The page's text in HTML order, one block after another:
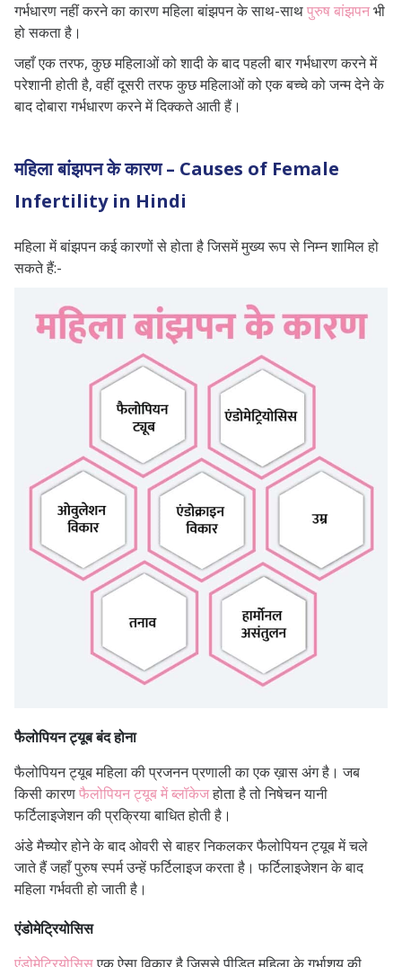
गर्भधारण नहीं करने का कारण महिला बांझपन के साथ-साथपुरुष बांझपनभी
हो सकता है।
जहाँ एक तरफ, कुछ महिलाओं को शादी के बाद पहली बार गर्भधारण करने में
परेशानी होती है, वहीं दूसरी तरफ कुछ महिलाओं को एक बच्चे को जन्म देने के
बाद दोबारा गर्भधारण करने में दिक्कते आती हैं।
महिला बांझपन के कारण – Causes of Female
Infertility in Hindi
महिला में बांझपन कई कारणों से होता है जिसमें मुख्य रूप से निम्न शामिल हो
सकते हैं:-
फैलोपियन ट्यूब बंद होना
फैलोपियन ट्यूब महिला की प्रजनन प्रणाली का एक ख़ास अंग है। जब
किसी कारणफैलोपियन ट्यूब में ब्लॉकेजहोता है तो निषेचन यानी
फर्टिलाइजेशन की प्रक्रिया बाधित होती है।
अंडे मैच्योर होने के बाद ओवरी से बाहर निकलकर फैलोपियन ट्यूब में चले
जाते हैं जहाँ पुरुष स्पर्म उन्हें फर्टिलाइज करता है। फर्टिलाइजेशन के बाद
महिला गर्भवती हो जाती है।
एंडोमेट्रियोसिस